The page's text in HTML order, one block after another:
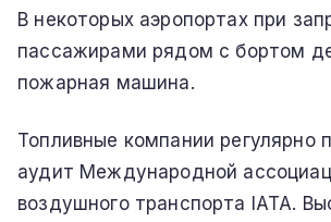
В некоторых аэропортах при
пассажирами рядом с бортом
пожарная машина.
Топливные компании регулярно
аудит Международной
воздушного транспорта IATA.